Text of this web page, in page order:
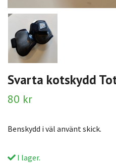
Svarta kotskydd
80 kr
Benskydd i väl använt skick.
I lager.